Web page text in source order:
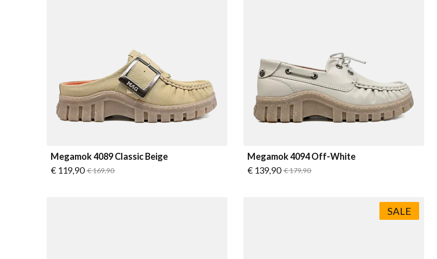
Megamok 4089 Classic Beige
Vanaf
€ 119,90 Normale prijs
€ 169,90
Megamok 4094 Off-White
Vanaf
€ 139,90 Normale prijs
€ 179,90
SALE